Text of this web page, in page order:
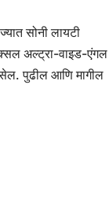
सोनी लायटी
अल्ट्रा-वाइड-एंगल
पुढील आणि मागील